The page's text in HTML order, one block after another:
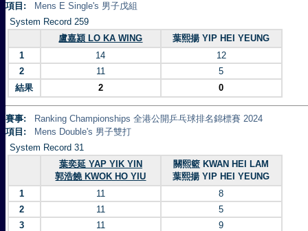
項目:
Mens E Single's 男子戊組
System Record 259
盧嘉潁 LO KA WING
葉熙揚 YIP HEI YEUNG
1
14
12
2
11
5
結果
2 0
賽事:
Ranking Championships 全港公開乒乓球排名錦標賽 2024
項目:
Mens Double's 男子雙打
System Record 31
葉奕延 YAP YIK YIN
郭浩饒 KWOK HO YIU
關熙籃 KWAN HEI LAM
葉熙揚 YIP HEI YEUNG
1
11
8
2
11
5
3
11
9